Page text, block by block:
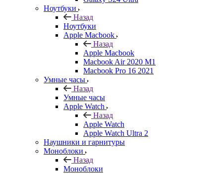
Ноутбуки
Назад
Ноутбуки
Apple Macbook
Назад
Apple Macbook
Macbook Air 2020 M1
Macbook Pro 16 2021
Умные часы
Назад
Умные часы
Apple Watch
Назад
Apple Watch
Apple Watch Ultra 2
Наушники и гарнитуры
Моноблоки
Назад
Моноблоки